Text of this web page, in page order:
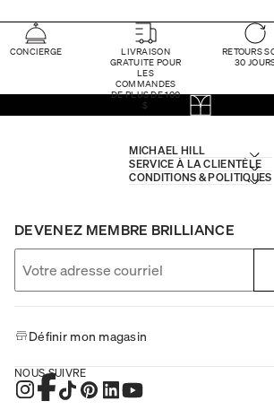
CONCIERGE
LIVRAISON
GRATUITE POUR
LES
COMMANDES
DE PLUS DE 100
$
RETOURS
30
MICHAEL HILL
SERVICE À LA CLIENTÈLE
CONDITIONS & POLITIQUES
DEVENEZ MEMBRE BRILLIANCE
Définir mon magasin
NOUS SUIVRE